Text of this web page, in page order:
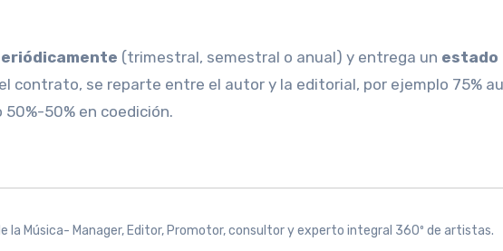
(trimestral, semestral o anual) y entrega un estado
contrato, se reparte entre el autor y la editorial, por ejemplo 75%
50% en coedición.
la Música- Manager, Editor, Promotor, consultor y experto integral 360º de artistas.